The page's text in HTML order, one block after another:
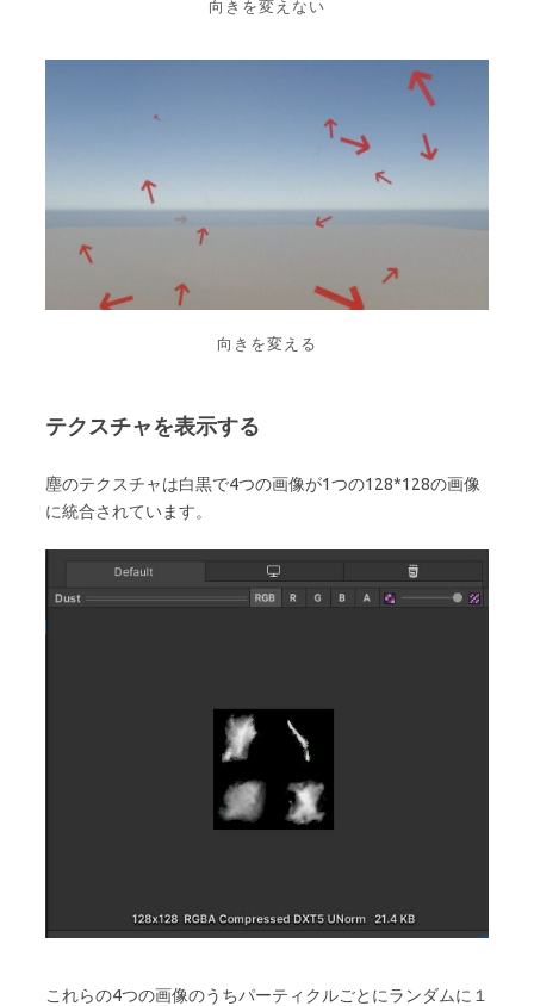
向きを変えない
向きを変える
テクスチャを表示する
塵のテクスチャは白黒で4つの画像が1つの128*128の画像
に統合されています。
これらの4つの画像のうちパーティクルごとにランダムに１